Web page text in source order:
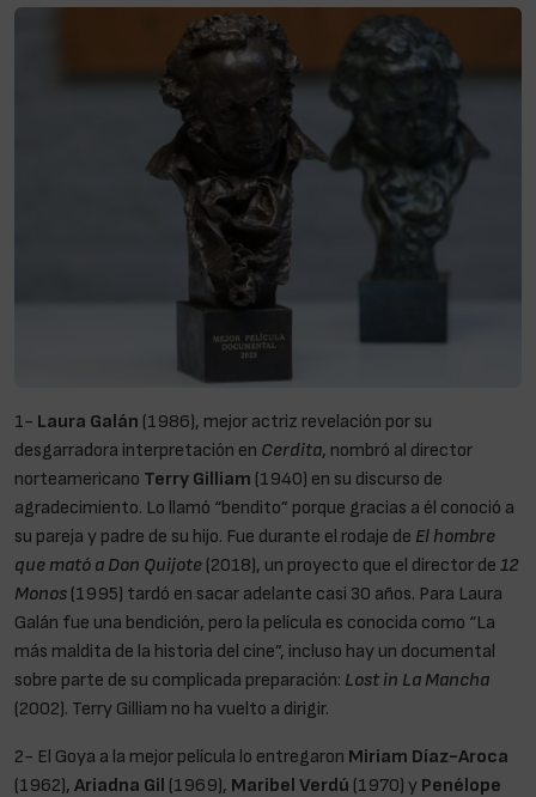
1- Laura Galán (1986), mejor actriz revelación por su
desgarradora interpretación en Cerdita, nombró al director
norteamericano Terry Gilliam (1940) en su discurso de
agradecimiento. Lo llamó “bendito” porque gracias a él conoció a
su pareja y padre de su hijo. Fue durante el rodaje de El hombre
que mató a Don Quijote (2018), un proyecto que el director de 12
Monos (1995) tardó en sacar adelante casi 30 años. Para Laura
Galán fue una bendición, pero la película es conocida como “La
más maldita de la historia del cine”, incluso hay un documental
sobre parte de su complicada preparación: Lost in La Mancha
(2002). Terry Gilliam no ha vuelto a dirigir.
2- El Goya a la mejor película lo entregaron Miriam Díaz-Aroca
(1962), Ariadna Gil (1969), Maribel Verdú (1970) y Penélope